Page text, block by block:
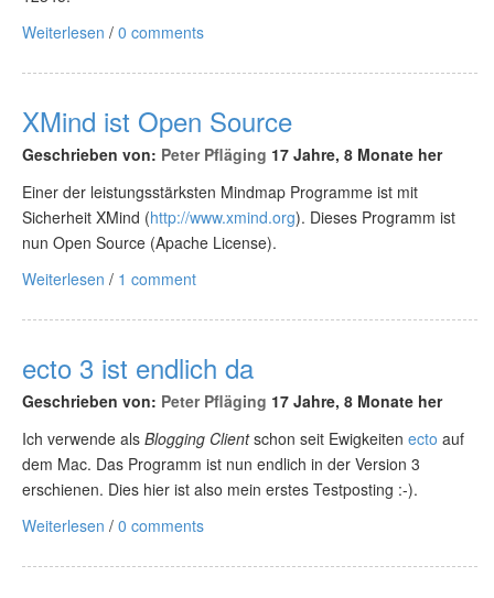
Weiterlesen / 0 comments
XMind ist Open Source
Geschrieben von: Peter Pfläging 17 Jahre, 8 Monate her
Einer der leistungsstärksten Mindmap Programme ist mit
Sicherheit XMind (http://www.xmind.org). Dieses Programm ist
nun Open Source (Apache License).
Weiterlesen / 1 comment
ecto 3 ist endlich da
Geschrieben von: Peter Pfläging 17 Jahre, 8 Monate her
Ich verwende als Blogging Clientschon seit Ewigkeiten ecto auf
dem Mac. Das Programm ist nun endlich in der Version 3
erschienen. Dies hier ist also mein erstes Testposting :-).
Weiterlesen / 0 comments